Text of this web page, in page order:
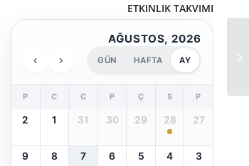
ETKINLIK TAKVIMI
AĞUSTOS, 2026
AY
HAFTA
GÜN
‹
›
P
S
Ç
P
C
C
P
27
28
29
30
31
1
2
3
4
5
6
7
8
9
المجلس الاستشاري العالي